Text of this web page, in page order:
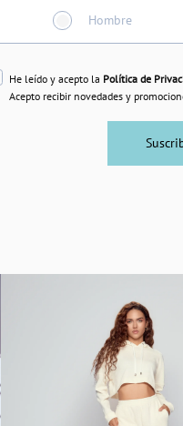
Hombre
He leído y acepto la Política de
Acepto recibir novedades y